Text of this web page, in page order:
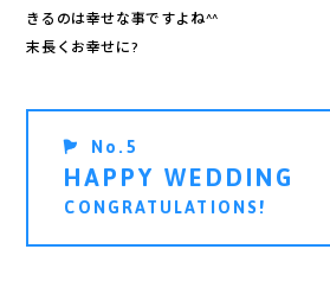
きるのは幸せな事ですよね^^
末長くお幸せに?
No.5
HAPPY WEDDING
CONGRATULATIONS!